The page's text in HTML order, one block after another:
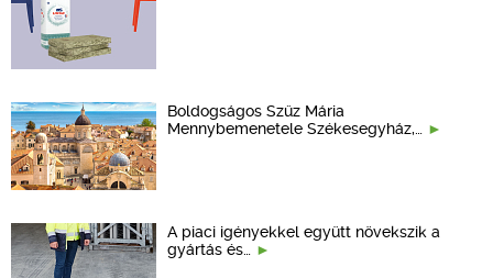
Boldogságos Szűz Mária
Mennybemenetele Székesegyház,…
A piaci igényekkel együtt növekszik a
gyártás és…